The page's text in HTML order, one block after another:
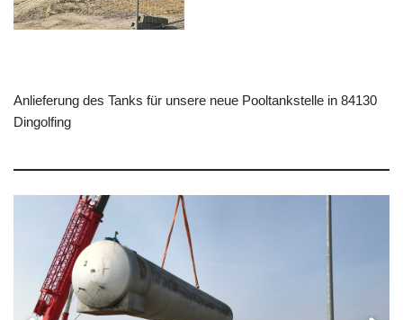
Anlieferung des Tanks für unsere neue Pooltankstelle in 84130
Dingolfing